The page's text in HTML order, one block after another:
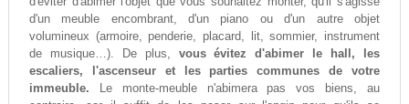
d'un meuble encombrant, d'un piano ou d'un autre objet
volumineux (armoire, penderie, placard, lit, sommier, instrument
de musique…). De plus, vous évitez d'abimer le hall, les
escaliers, l'ascenseur et les parties communes de votre
immeuble. Le monte-meuble n'abimera pas vos biens, au